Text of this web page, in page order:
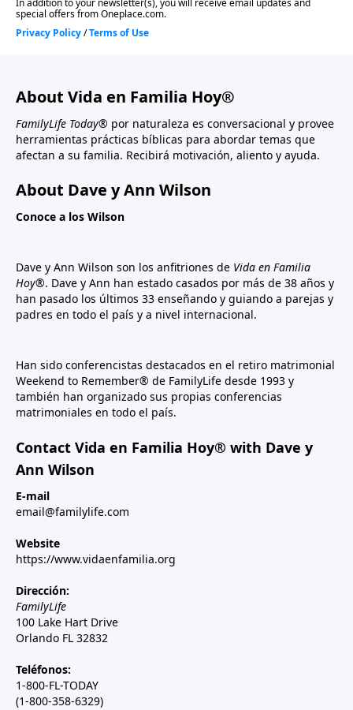
About Vida en Familia Hoy®
FamilyLife Today® por naturaleza es conversacional y provee
herramientas prácticas bíblicas para abordar temas que
afectan a su familia. Recibirá motivación, aliento y ayuda.
About Dave y Ann Wilson
Conoce a los Wilson
Dave y Ann Wilson son los anfitriones de Vida en Familia
Hoy®. Dave y Ann han estado casados por más de 38 años y
han pasado los últimos 33 enseñando y guiando a parejas y
padres en todo el país y a nivel internacional.
Han sido conferencistas destacados en el retiro matrimonial
Weekend to Remember® de FamilyLife desde 1993 y
también han organizado sus propias conferencias
matrimoniales en todo el país.
Contact Vida en Familia Hoy® with Dave y
Ann Wilson
E-mail
email@familylife.com
Website
https://www.vidaenfamilia.org
Dirección:
FamilyLife
100 Lake Hart Drive
Orlando FL 32832
Teléfonos:
1-800-FL-TODAY
(1-800-358-6329)